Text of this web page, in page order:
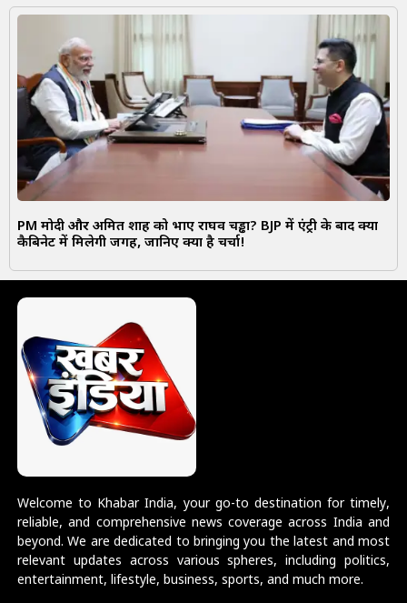
PM मोदी और अमित शाह को भाए राघव चड्ढा? BJP में एंट्री के बाद क्या
कैबिनेट में मिलेगी जगह, जानिए क्या है चर्चा!
Welcome to Khabar India, your go-to destination for timely,
reliable, and comprehensive news coverage across India and
beyond. We are dedicated to bringing you the latest and most
relevant updates across various spheres, including politics,
entertainment, lifestyle, business, sports, and much more.